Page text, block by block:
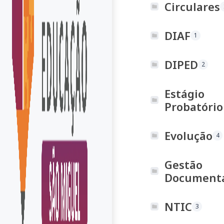
Circulares
DIAF 1
DIPED 2
Estágio
Probatório
Evolução 4
Gestão
NTIC 3